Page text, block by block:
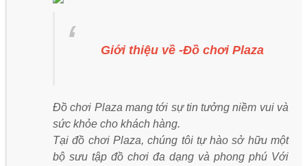
Giới thiệu về -Đồ chơi Plaza
Đồ chơi Plaza mang tới sự tin tưởng niềm vui và
sức khỏe cho khách hàng.
Tại đồ chơi Plaza, chúng tôi tự hào sở hữu một
bộ sưu tập đồ chơi đa dạng và phong phú Với